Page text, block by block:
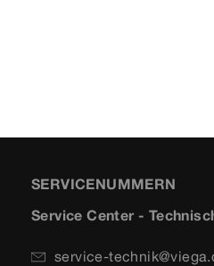
SERVICENUMMERN
Service Center -
service-